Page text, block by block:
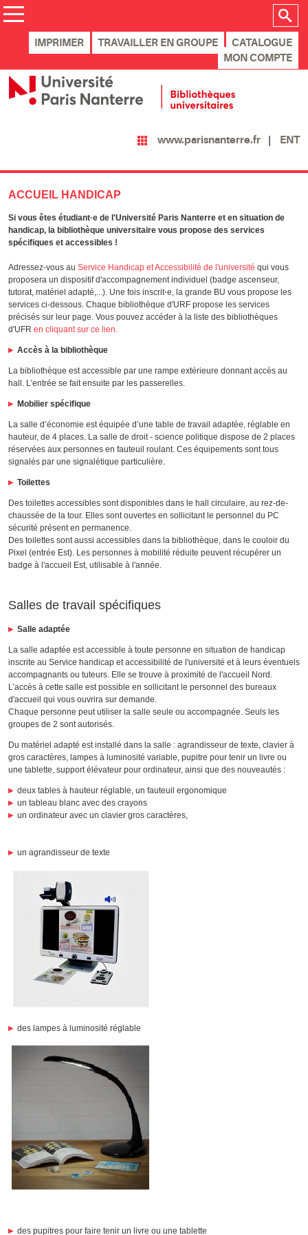
IMPRIMER TRAVAILLER EN GROUPE
CATALOGUE
MON COMPTE
www.parisnanterre.fr ENT
ACCUEIL HANDICAP
Si vous êtes étudiant·e de l'Université Paris Nanterre et en situation de
handicap, la bibliothèque universitaire vous propose des services
spécifiques et accessibles !
Adressez-vous au Service Handicap et Accessibilité de l'université qui vous
proposera un dispositif d'accompagnement individuel (badge ascenseur,
tutorat, matériel adapté,...). Une fois inscrit·e, la grande BU vous propose les
services ci-dessous. Chaque bibliothèque d'URF propose les services
précisés sur leur page. Vous pouvez accéder à la liste des bibliothèques
d'UFR en cliquant sur ce lien.
Accès à la bibliothèque
La bibliothèque est accessible par une rampe extérieure donnant accès au
hall. L’entrée se fait ensuite par les passerelles.
Mobilier spécifique
La salle d’économie est équipée d’une table de travail adaptée, réglable en
hauteur, de 4 places. La salle de droit - science politique dispose de 2 places
réservées aux personnes en fauteuil roulant. Ces équipements sont tous
signalés par une signalétique particulière.
Toilettes
Des toilettes accessibles sont disponibles dans le hall circulaire, au rez-de-
chaussée de la tour. Elles sont ouvertes en sollicitant le personnel du PC
sécurité présent en permanence.
Des toilettes sont aussi accessibles dans la bibliothèque, dans le couloir du
Pixel (entrée Est). Les personnes à mobilité réduite peuvent récupérer un
badge à l'accueil Est, utilisable à l'année.
Salles de travail spécifiques
Salle adaptée
La salle adaptée est accessible à toute personne en situation de handicap
inscrite au Service handicap et accessibilité de l'université et à leurs éventuels
accompagnants ou tuteurs. Elle se trouve à proximité de l'accueil Nord.
L’accès à cette salle est possible en sollicitant le personnel des bureaux
d'accueil qui vous ouvrira sur demande.
Chaque personne peut utiliser la salle seule ou accompagnée. Seuls les
groupes de 2 sont autorisés.
Du matériel adapté est installé dans la salle : agrandisseur de texte, clavier à
gros caractères, lampes à luminosité variable, pupitre pour tenir un livre ou
une tablette, support élévateur pour ordinateur, ainsi que des nouveautés :
deux tables à hauteur réglable, un fauteuil ergonomique
un tableau blanc avec des crayons
un ordinateur avec un clavier gros caractères,
un agrandisseur de texte
des lampes à luminosité réglable
des pupitres pour faire tenir un livre ou une tablette